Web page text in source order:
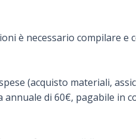
è necessario compilare
(acquisto materiali,
annuale di 60€, pagabile in